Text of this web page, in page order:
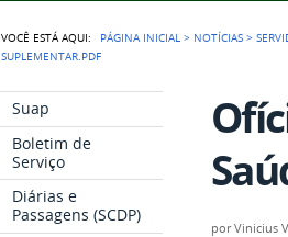
VOCÊ ESTÁ AQUI: PÁGINA INICIAL > NOTÍCIAS >
SUPLEMENTAR.PDF
Suap
Boletim de
Serviço
Diárias e
Passagens (SCDP)
porVinicius